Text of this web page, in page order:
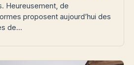
Heureusement, de
proposent aujourd’hui des
de…